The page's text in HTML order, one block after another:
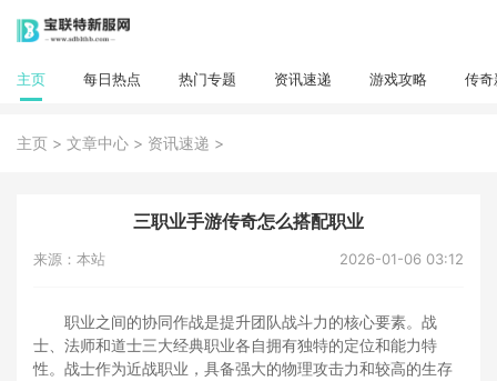
主页 每日热点 热门专题 资讯速递 游戏攻略 传奇
主页 > 文章中心 > 资讯速递 >
三职业手游传奇怎么搭配职业
来源：本站 2026-01-06 03:12
职业之间的协同作战是提升团队战斗力的核心要素。战
士、法师和道士三大经典职业各自拥有独特的定位和能力特
性。战士作为近战职业，具备强大的物理攻击力和较高的生存